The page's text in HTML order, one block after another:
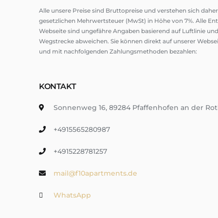
Alle unsere Preise sind Bruttopreise und verstehen sich
gesetzlichen Mehrwertsteuer (MwSt) in Höhe von 7%. Alle
Webseite sind ungefähre Angaben basierend auf Luftlinie
Wegstrecke abweichen. Sie können direkt auf unserer
und mit nachfolgenden Zahlungsmethoden bezahlen:
KONTAKT
Sonnenweg 16, 89284 Pfaffenhofen an der
+4915565280987
+4915228781257
mail@f10apartments.de
WhatsApp